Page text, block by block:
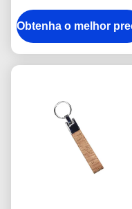
9mm do couro de
Key Holder
Personalised
Obtenha o melhor